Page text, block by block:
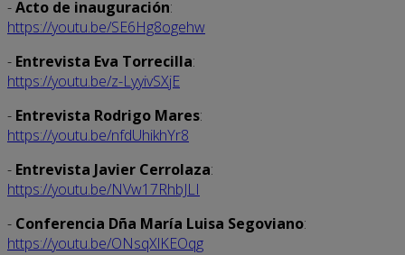
-Acto de inauguración:
https://youtu.be/SE6Hg8ogehw
- Entrevista Eva Torrecilla:
https://youtu.be/z-LyyivSXjE
- Entrevista Rodrigo Mares:
https://youtu.be/nfdUhikhYr8
- Entrevista Javier Cerrolaza:
https://youtu.be/NVw17RhbJLI
- Conferencia Dña María Luisa Segoviano:
https://youtu.be/ONsqXlKEOqg